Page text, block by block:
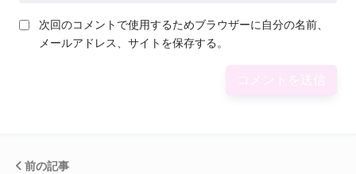
次回のコメントで使用するためブラウザーに自分の名前、
メールアドレス、サイトを保存する。
前の記事